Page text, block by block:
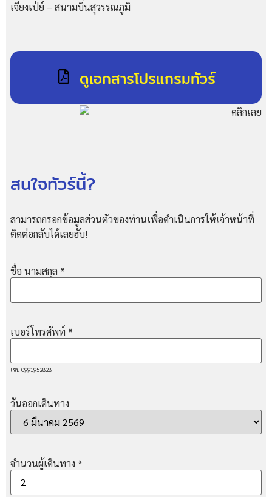
เจียงเป่ย์ – สนามบินสุวรรณภูมิ
ดูเอกสารโปรแกรมทัวร์
สนใจทัวร์นี้?
สามารถกรอกข้อมูลส่วนตัวของท่านเพื่อดำเนินการให้เจ้าหน้าที่
ติดต่อกลับได้เลยฮับ!
ชื่อ นามสกุล *
เบอร์โทรศัพท์ *
เช่น 0991952828
วันออกเดินทาง
จำนวนผู้เดินทาง *